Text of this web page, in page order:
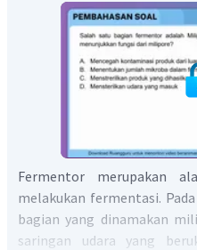
Fermentor merupakan
melakukan fermentasi.
bagian yang dinamakan
saringan udara yang